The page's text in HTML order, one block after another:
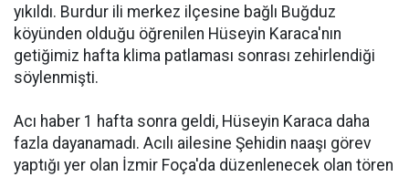
yıkıldı. Burdur ili merkez ilçesine bağlı Buğduz
köyünden olduğu öğrenilen Hüseyin Karaca'nın
getiğimiz hafta klima patlaması sonrası zehirlendiği
söylenmişti.
Acı haber 1 hafta sonra geldi, Hüseyin Karaca daha
fazla dayanamadı. Acılı ailesine Şehidin naaşı görev
yaptığı yer olan İzmir Foça'da düzenlenecek olan tören